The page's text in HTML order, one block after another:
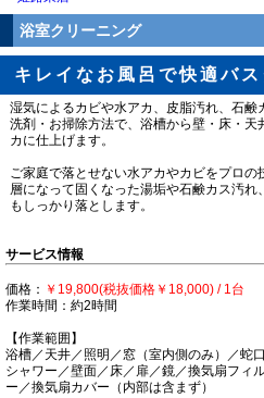
浴室クリーニング
キレイなお風呂で快適バ
湿気によるカビや水アカ、皮脂汚れ、石
洗剤・お掃除方法で、浴槽から壁・床・
カに仕上げます。
ご家庭で落とせない水アカやカビをプロの
層になって固くなった湯垢や石鹸カス汚
もしっかり落とします。
サービス情報
価格： ￥19,800(税抜価格￥18,000) / 1台
作業時間：約2時間
【作業範囲】
浴槽／天井／照明／窓（室内側のみ）／蛇
シャワー／壁面／床／扉／鏡／換気扇フィ
ー／換気扇カバー（内部は含まず）